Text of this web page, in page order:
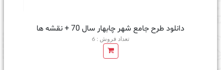
دانلود طرح جامع شهر چابهار سال 70 + نقشه ها
تعداد فروش : 6